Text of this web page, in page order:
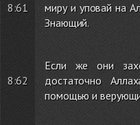
8:61
миру и уповай на
Знающий.
8:62
Если же они
достаточно
помощью и